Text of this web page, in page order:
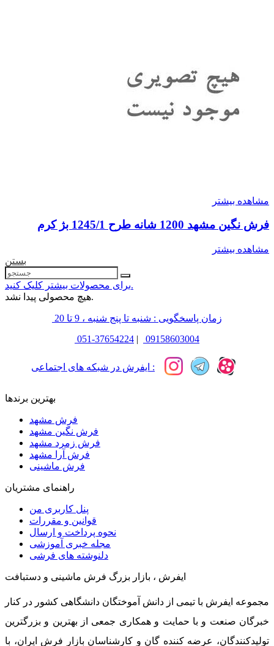
مشاهده بیشتر
فرش نگین مشهد 1200 شانه طرح 1245/1 بژ کرم
مشاهده بیشتر
بستن
برای محصولات بیشتر کلیک کنید.
هیچ محصولی پیدا نشد.
زمان پاسخگویی : شنبه تا پنج شنبه ، 9 تا 20
051-37654224 | 09158603004
ایفرش در شبکه های اجتماعی :
بهترین برندها
فرش مشهد
فرش نگین مشهد
فرش زمرد مشهد
فرش آرا مشهد
فرش ماشینی
راهنمای مشتریان
پنل کاربری من
قوانین و مقررات
نحوه پرداخت و ارسال
مجله خبری آموزشی
دلنوشته های فرشی
ایفرش ، بازار بزرگ فرش ماشینی و دستبافت
مجموعه ایفرش با تیمی از دانش آموختگان دانشگاهی کشور در کنار
خبرگان صنعت و با حمایت و همکاری جمعی از بهترین و بزرگترین
تولیدکنندگان، عرضه کننده گان و کارشناسان بازار فرش ایران، با